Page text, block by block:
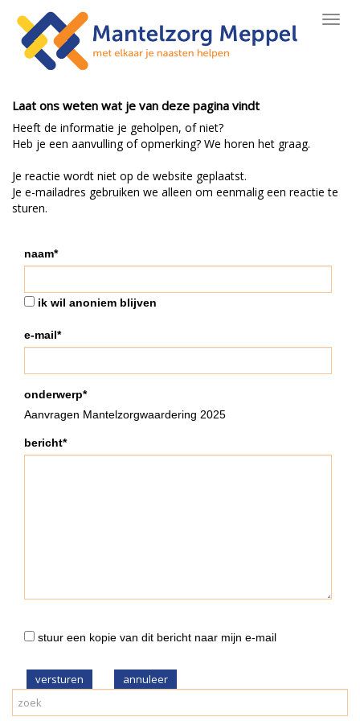
Laat ons weten wat je van deze pagina vindt
Heeft de informatie je geholpen, of niet?
Heb je een aanvulling of opmerking? We horen het graag.
Je reactie wordt niet op de website geplaatst.
Je e-mailadres gebruiken we alleen om eenmalig een reactie te
sturen.
naam*
ik wil anoniem blijven
e-mail*
onderwerp*
Aanvragen Mantelzorgwaardering 2025
bericht*
stuur een kopie van dit bericht naar mijn e-mail
versturen